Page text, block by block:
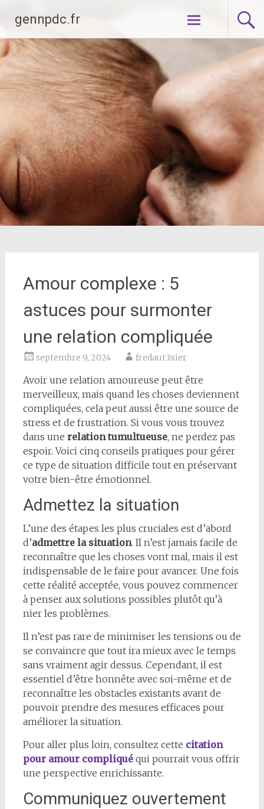
contenu
principal
gennpdc.fr
Amour complexe : 5
astuces pour surmonter
une relation compliquée
septembre 9, 2024 fredaut3xier
Avoir une relation amoureuse peut être
merveilleux, mais quand les choses deviennent
compliquées, cela peut aussi être une source de
stress et de frustration. Si vous vous trouvez
dans une relation tumultueuse, ne perdez pas
espoir. Voici cinq conseils pratiques pour gérer
ce type de situation difficile tout en préservant
votre bien-être émotionnel.
Admettez la situation
L’une des étapes les plus cruciales est d’abord
d’admettre la situation. Il n’est jamais facile de
reconnaître que les choses vont mal, mais il est
indispensable de le faire pour avancer. Une fois
cette réalité acceptée, vous pouvez commencer
à penser aux solutions possibles plutôt qu’à
nier les problèmes.
Il n’est pas rare de minimiser les tensions ou de
se convaincre que tout ira mieux avec le temps
sans vraiment agir dessus. Cependant, il est
essentiel d’être honnête avec soi-même et de
reconnaître les obstacles existants avant de
pouvoir prendre des mesures efficaces pour
améliorer la situation.
Pour aller plus loin, consultez cette citation
pour amour compliquéqui pourrait vous offrir
une perspective enrichissante.
Communiquez ouvertement